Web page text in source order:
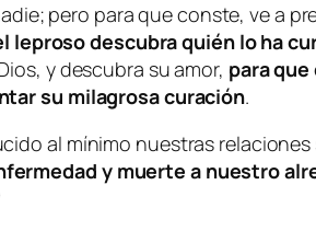
pero para que conste, ve a
leproso descubra quién lo ha
y descubra su amor, para
su milagrosa curación.
al mínimo nuestras
y muerte a nuestro